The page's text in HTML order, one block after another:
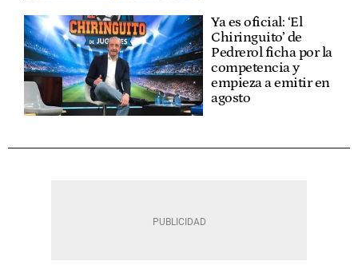
Ya es oficial: ‘El
Chiringuito’ de
Pedrerol ficha por la
competencia y
empieza a emitir en
agosto